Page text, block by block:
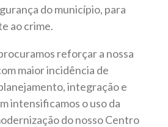
do município, para
ao crime.
reforçar a nossa
maior incidência de
integração e
intensificamos o uso da
do nosso Centro